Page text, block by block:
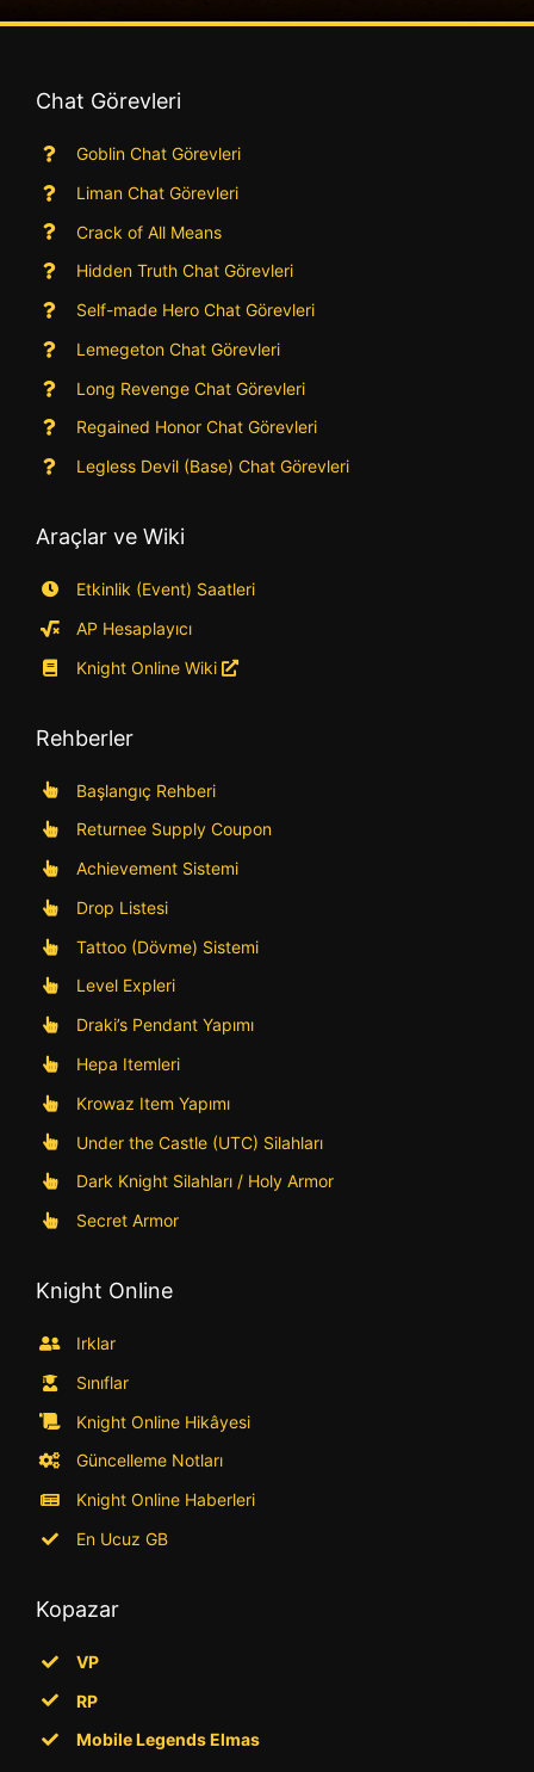
Chat Görevleri
Goblin Chat Görevleri
Liman Chat Görevleri
Crack of All Means
Hidden Truth Chat Görevleri
Self-made Hero Chat Görevleri
Lemegeton Chat Görevleri
Long Revenge Chat Görevleri
Regained Honor Chat Görevleri
Legless Devil (Base) Chat Görevleri
Araçlar ve Wiki
Etkinlik (Event) Saatleri
AP Hesaplayıcı
Knight Online Wiki
Rehberler
Başlangıç Rehberi
Returnee Supply Coupon
Achievement Sistemi
Drop Listesi
Tattoo (Dövme) Sistemi
Level Expleri
Draki’s Pendant Yapımı
Hepa Itemleri
Krowaz Item Yapımı
Under the Castle (UTC) Silahları
Dark Knight Silahları / Holy Armor
Secret Armor
Knight Online
Irklar
Sınıflar
Knight Online Hikâyesi
Güncelleme Notları
Knight Online Haberleri
En Ucuz GB
Kopazar
VP
RP
Mobile Legends Elmas